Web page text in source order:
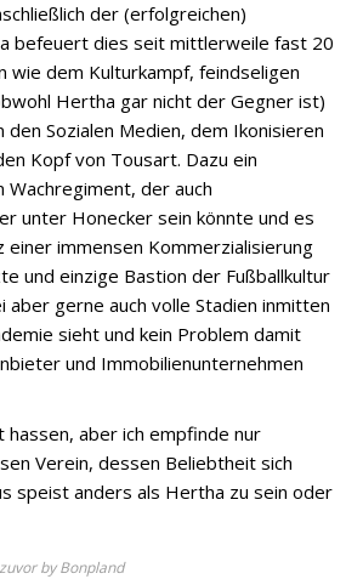
der (erfolgreichen)
befeuert dies seit mittlerweile fast 20
wie dem Kulturkampf, feindseligen
Hertha gar nicht der Gegner ist)
den Sozialen Medien, dem Ikonisieren
Kopf von Tousart. Dazu ein
Wachregiment, der auch
unter Honecker sein könnte und es
immensen Kommerzialisierung
und einzige Bastion der Fußballkultur
aber gerne auch volle Stadien inmitten
sieht und kein Problem damit
und Immobilienunternehmen
hassen, aber ich empfinde nur
Verein, dessen Beliebtheit sich
speist anders als Hertha zu sein oder
by Bonpland